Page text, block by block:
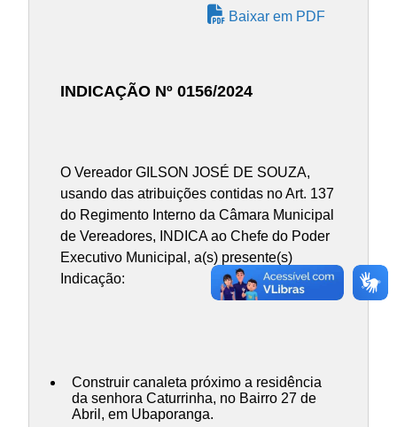
Baixar em PDF
INDICAÇÃO Nº 0156/2024
O Vereador GILSON JOSÉ DE SOUZA,
usando das atribuições contidas no Art. 137
do Regimento Interno da Câmara Municipal
de Vereadores, INDICA ao Chefe do Poder
Executivo Municipal, a(s) presente(s)
Indicação:
Construir canaleta próximo a residência
da senhora Caturrinha, no Bairro 27 de
Abril, em Ubaporanga.